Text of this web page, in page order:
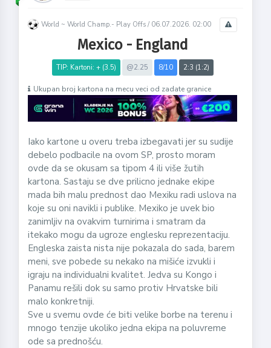
World ~ World Champ.- Play Offs / 06.07.2026. 02:00
Mexico - England
TIP: Kartoni: + (3.5) @2.25 8/10 2:3 (1:2)
Ukupan broj kartona na mecu veci od zadate granice
Iako kartone u overu treba izbegavati jer su sudije
debelo podbacile na ovom SP, prosto moram
ovde da se okusam sa tipom 4 ili više žutih
kartona. Sastaju se dve prilicno jednake ekipe
mada bih malu prednost dao Mexiku radi uslova na
koje su oni navikli i publike. Mexiko je uvek bio
zanimljiv na ovakvim turnirima i smatram da
itekako mogu da ugroze englesku reprezentaciju.
Engleska zaista nista nije pokazala do sada, barem
meni, sve pobede su nekako na mišiće izvukli i
igraju na individualni kvalitet. Jedva su Kongo i
Panamu rešili dok su samo protiv Hrvatske bili
malo konkretniji.
Sve u svemu ovde će biti velike borbe na terenu i
mnogo tenzije ukoliko jedna ekipa na poluvreme
ode sa prednošću.